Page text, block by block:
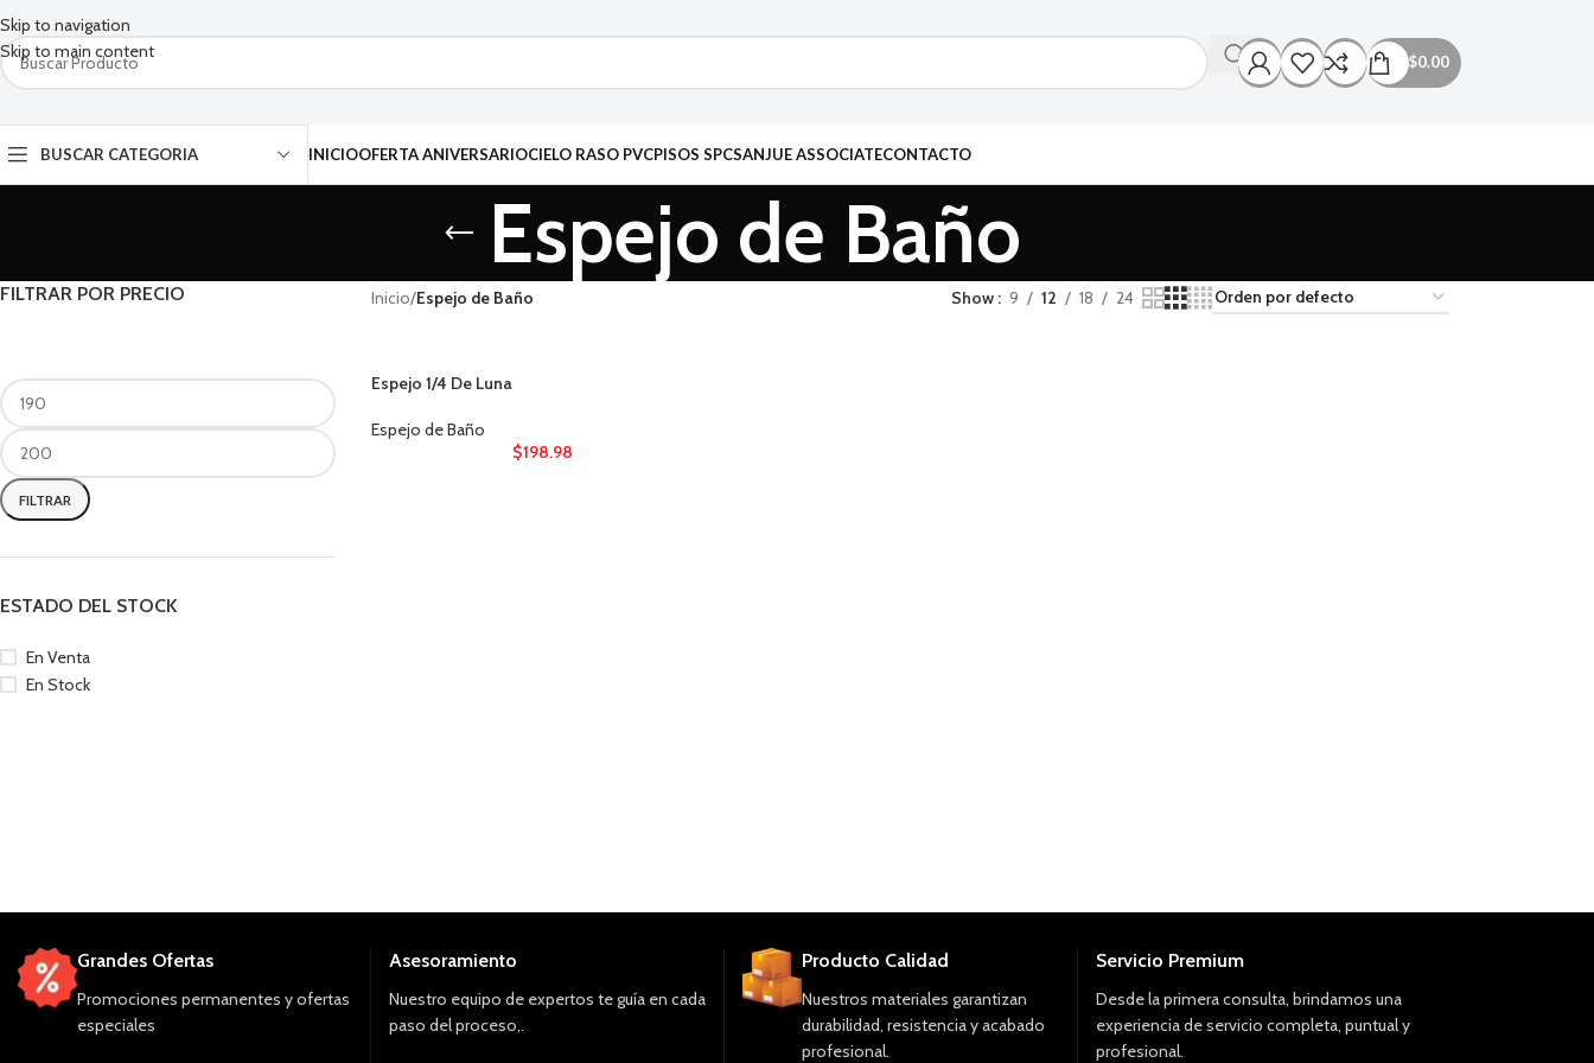
Skip to navigation
Skip to main content
$0.00
BUSCAR CATEGORIA INICIOOFERTA ANIVERSARIOCIELO RASO PVCPISOS SPCSANJUE ASSOCIATECONTACTO
Espejo de Baño
FILTRAR POR PRECIO
FILTRAR
ESTADO DEL STOCK
En Venta
En Stock
Inicio/Espejo de Baño Show 9 12 18 24
Espejo 1/4 De Luna
Espejo de Baño
$198.98
Grandes Ofertas
Promociones permanentes y ofertas
especiales
Asesoramiento
Nuestro equipo de expertos te guía en cada
paso del proceso,.
Producto Calidad
Nuestros materiales garantizan
durabilidad, resistencia y acabado
profesional.
Servicio Premium
Desde la primera consulta, brindamos una
experiencia de servicio completa, puntual y
profesional.